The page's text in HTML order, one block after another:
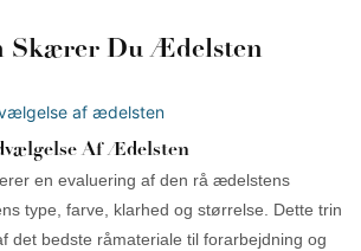
Skærer Du Ædelsten
Af Ædelsten
en evaluering af den rå ædelstens
type, farve, klarhed og størrelse. Dette trin
​​det bedste råmateriale til forarbejdning og